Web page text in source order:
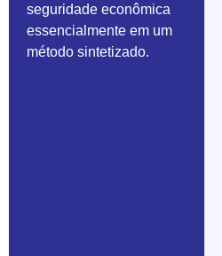
seguridade econômica
essencialmente em um
método sintetizado.